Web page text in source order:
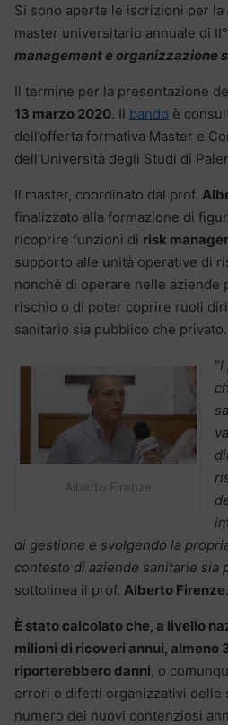
Si sono aperte le iscrizioni per
master universitario annuale di
management e organizzazione
Il termine per la presentazione
13 marzo 2020. Il bando è
dell’offerta formativa Master e
dell’Università degli Studi di
Il master, coordinato dal prof.
finalizzato alla formazione di
ricoprire funzioni di risk manager
supporto alle unità operative di
nonché di operare nelle aziende
rischio o di poter coprire ruoli
sanitario sia pubblico che privato.
Alberto Firenze
“I
di gestione e svolgendo la
contesto di aziende sanitarie sia
sottolinea il prof. Alberto Firenze.
È stato calcolato che, a livello
milioni di ricoveri annui, almeno
riporterebbero danni, o
errori o difetti organizzativi delle
numero dei nuovi contenziosi